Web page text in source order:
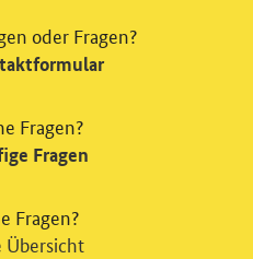
oder Fragen?
Fragen?
Fragen
Fragen?
Übersicht